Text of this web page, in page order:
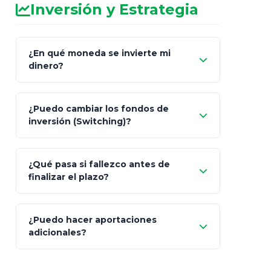
Inversión y Estrategia
¿En qué moneda se invierte mi
dinero?
inflación), Dólares o Euros
¿Puedo cambiar los fondos de
inversión (Switching)?
"Switching" (cambio de fondos)
¿Qué pasa si fallezco antes de
finalizar el plazo?
100% a tus
beneficiarios designados
¿Puedo hacer aportaciones
adicionales?